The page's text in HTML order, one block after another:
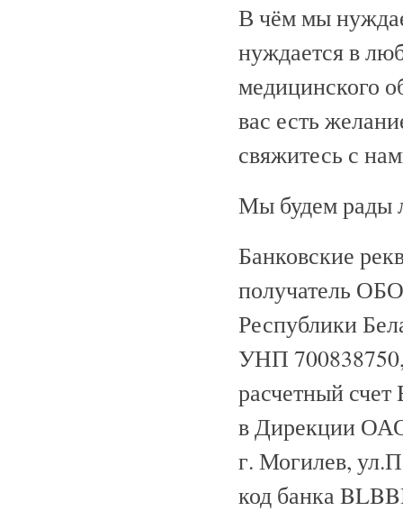
В чём мы
нуждается в
медицинского
вас есть
свяжитесь с
Мы будем рады
Банковские
получатель
Республики
УНП
расчетный
в Дирекции
г. Могилев,
код банка